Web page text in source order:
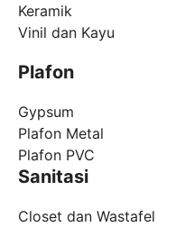
Keramik
Vinil dan Kayu
Plafon
Gypsum
Plafon Metal
Plafon PVC
Sanitasi
Closet dan Wastafel